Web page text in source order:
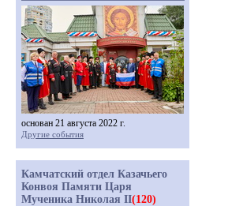
основан 21 августа 2022 г.
Другие события
Камчатский отдел Казачьего
Конвоя Памяти Царя
Мученика Николая II(120)